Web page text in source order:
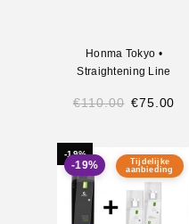
Honma Tokyo •
Straightening Line
€110.00 €75.00
-19%
Tijdelijke
aanbieding
-19%